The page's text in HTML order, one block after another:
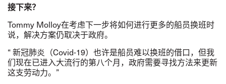
接下来？
Tommy Molloy在考虑下一步将如何进行更多的船员换班时
说，解决方案仍取决于政府。
“ 新冠肺炎（Covid-19）也许是船员难以换班的借口，但我
们现在已进入大流行的第八个月，政府需要寻找方法来更新
这支劳动力。 ”